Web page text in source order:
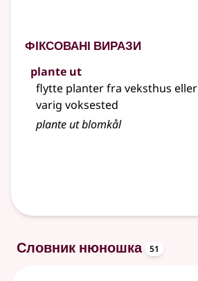
Фіксовані вирази
plante ut
flytte planter fra veksthus eller
varig voksested
plante ut blomkål
Словник нюношка 51